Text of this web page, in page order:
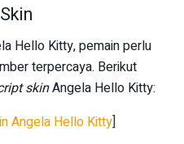
Hello Kitty, pemain perlu
terpercaya. Berikut
skinAngela Hello Kitty:
Angela Hello Kitty]